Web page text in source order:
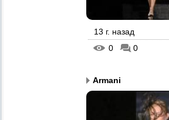
13 г. назад
0
0
Armani